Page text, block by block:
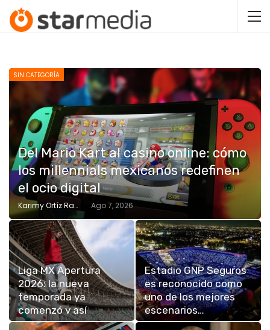
SIN CATEGORÍA
Del Mario Kart al casino online: cómo
los millennials mexicanos redefinen
el ocio digital
Karimy Ortíz Ramos Ago 7, 2026
Liga MX Apertura
2026: la nueva
temporada ya
comenzó y así
puedes…
Estadio GNP Seguros
es reconocido como
uno de los mejores
escenarios…